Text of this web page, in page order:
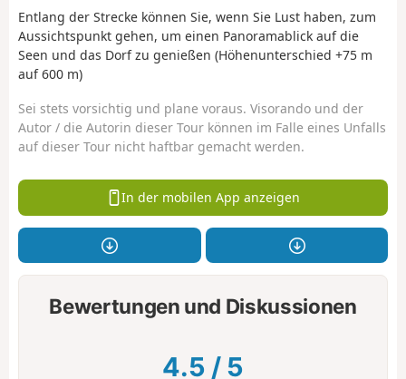
Entlang der Strecke können Sie, wenn Sie Lust haben, zum
Aussichtspunkt gehen, um einen Panoramablick auf die
Seen und das Dorf zu genießen (Höhenunterschied +75 m
auf 600 m)
Sei stets vorsichtig und plane voraus. Visorando und der
Autor / die Autorin dieser Tour können im Falle eines Unfalls
auf dieser Tour nicht haftbar gemacht werden.
In der mobilen App anzeigen
Bewertungen und Diskussionen
4.5 / 5